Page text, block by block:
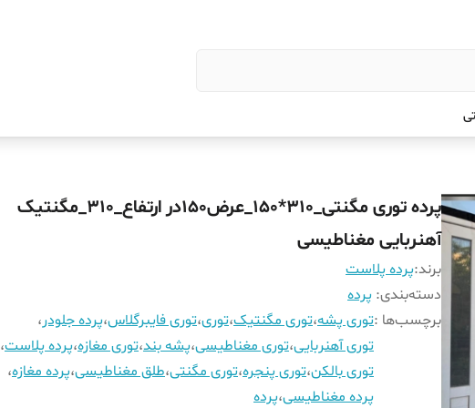
پرده توری مگنتی_310*150_عرض150در ارتفاع_310_مگنتیک
آهنربایی مغناطیسی
برند:پرده پلاست
دسته‌بندی: پرده
برچسب‌ها :توری پشه،توری مگنتیک،توری،توری فایبرگلاس،پرده جلودر،
توری آهنربایی،توری مغناطیسی،پشه بند،توری مغازه،پرده پلاست،
توری بالکن،توری پنجره،توری مگنتی،طلق مغناطیسی،پرده مغازه،
پرده مغناطیسی،پرده